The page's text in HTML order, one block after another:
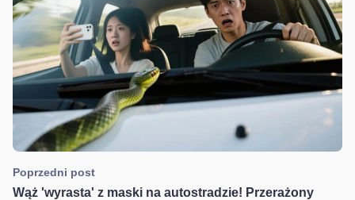
Poprzedni post
Wąż 'wyrasta' z maski na autostradzie! Przerażony